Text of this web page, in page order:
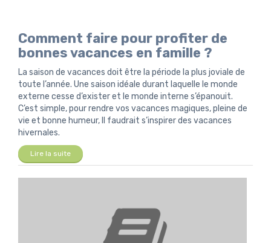
Comment faire pour profiter de
bonnes vacances en famille ?
La saison de vacances doit être la période la plus joviale de
toute l’année. Une saison idéale durant laquelle le monde
externe cesse d’exister et le monde interne s’épanouit.
C’est simple, pour rendre vos vacances magiques, pleine de
vie et bonne humeur, Il faudrait s’inspirer des vacances
hivernales.
Lire la suite